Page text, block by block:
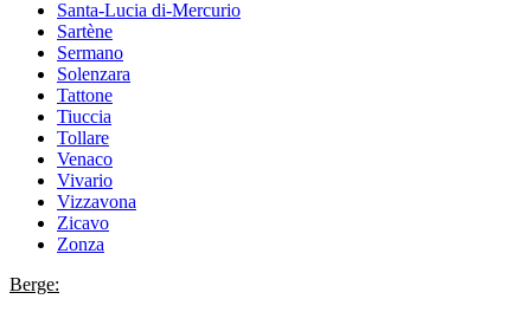
Santa-Lucia di-Mercurio
Sartène
Sermano
Solenzara
Tattone
Tiuccia
Tollare
Venaco
Vivario
Vizzavona
Zicavo
Zonza
Berge: